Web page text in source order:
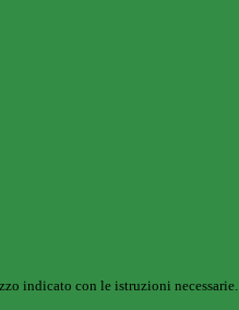
indicato con le istruzioni necessarie.